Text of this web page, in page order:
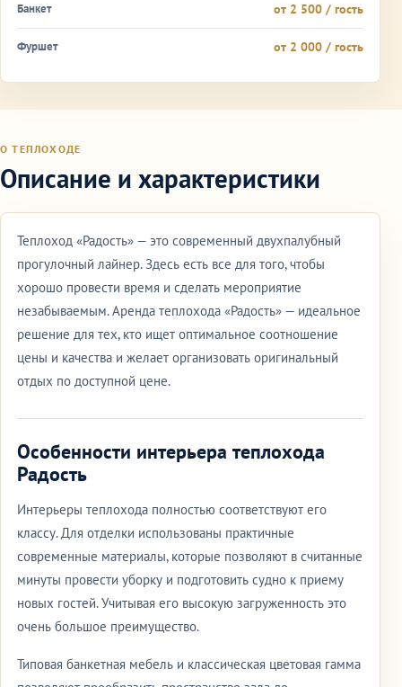
Банкет от 2 500 / гость
Фуршет от 2 000 / гость
О ТЕПЛОХОДЕ
Описание и характеристики
Теплоход «Радость» — это современный двухпалубный
прогулочный лайнер. Здесь есть все для того, чтобы
хорошо провести время и сделать мероприятие
незабываемым. Аренда теплохода «Радость» — идеальное
решение для тех, кто ищет оптимальное соотношение
цены и качества и желает организовать оригинальный
отдых по доступной цене.
Особенности интерьера теплохода
Радость
Интерьеры теплохода полностью соответствуют его
классу. Для отделки использованы практичные
современные материалы, которые позволяют в считанные
минуты провести уборку и подготовить судно к приему
новых гостей. Учитывая его высокую загруженность это
очень большое преимущество.
Типовая банкетная мебель и классическая цветовая гамма